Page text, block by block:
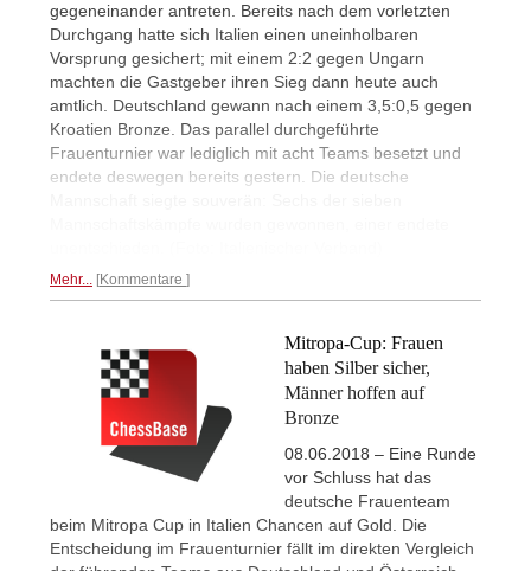
gegeneinander antreten. Bereits nach dem vorletzten
Durchgang hatte sich Italien einen uneinholbaren
Vorsprung gesichert; mit einem 2:2 gegen Ungarn
machten die Gastgeber ihren Sieg dann heute auch
amtlich. Deutschland gewann nach einem 3,5:0,5 gegen
Kroatien Bronze. Das parallel durchgeführte
Frauenturnier war lediglich mit acht Teams besetzt und
endete deswegen bereits gestern. Die deutsche
Mehr... Kommentare
Mitropa-Cup: Frauen
haben Silber sicher,
Männer hoffen auf
Bronze
08.06.2018 – Eine Runde
vor Schluss hat das
deutsche Frauenteam
beim Mitropa Cup in Italien Chancen auf Gold. Die
Entscheidung im Frauenturnier fällt im direkten Vergleich